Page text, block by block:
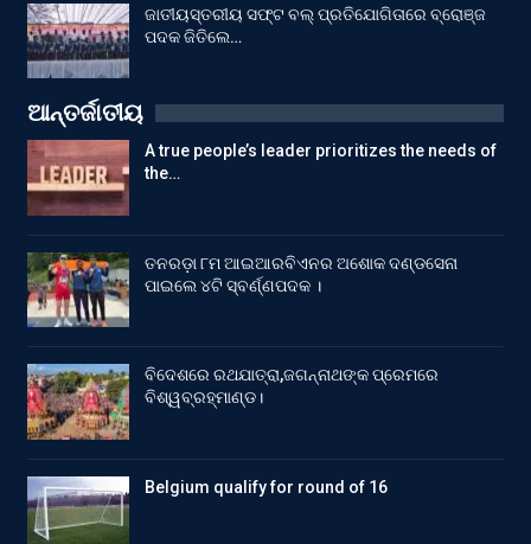
ଜାତୀୟସ୍ତରୀୟ ସଫ୍ଟ ବଲ୍ ପ୍ରତିଯୋଗିତାରେ ବ୍ରୋଞ୍ଜ
ପଦକ ଜିତିଲେ…
ଆନ୍ତର୍ଜାତୀୟ
A true people’s leader prioritizes the needs of
the…
ତନରଡ଼ା ୮ମ ଆଇଆରବିଏନର ଅଶୋକ ଦଣ୍ଡସେନା
ପାଇଲେ ୪ଟି ସ୍ବର୍ଣ୍ଣପଦକ ।
ବିଦେଶରେ ରଥଯାତ୍ରା,ଜଗନ୍ନାଥଙ୍କ ପ୍ରେମରେ
ବିଶ୍ୱବ୍ରହ୍ମାଣ୍ଡ।
Belgium qualify for round of 16